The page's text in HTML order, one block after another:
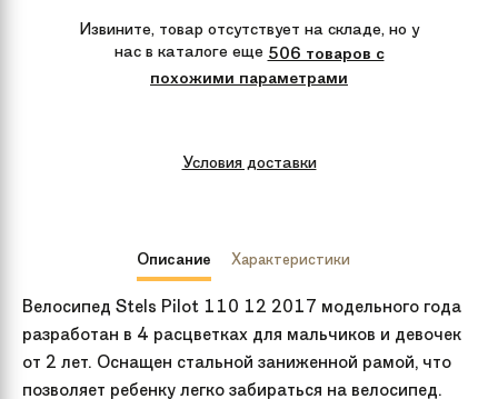
Извините, товар отсутствует на складе, но у
нас в каталоге еще 506 товаров с
похожими параметрами
Условия доставки
Описание Характеристики
Велосипед Stels Pilot 110 12 2017 модельного года
разработан в 4 расцветках для мальчиков и девочек
от 2 лет. Оснащен стальной заниженной рамой, что
позволяет ребенку легко забираться на велосипед.